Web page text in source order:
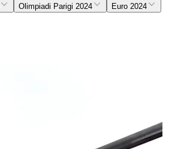
Olimpiadi Parigi 2024 Euro 2024